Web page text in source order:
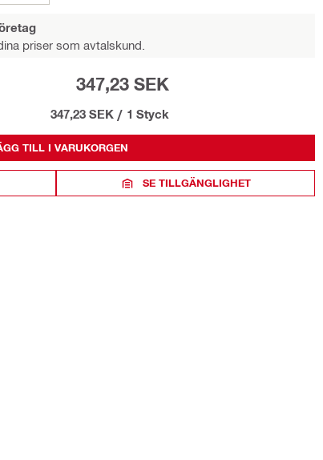
priser som avtalskund.
347,23 SEK
347,23 SEK / 1 Styck
TILL I VARUKORGEN
SE TILLGÄNGLIGHET